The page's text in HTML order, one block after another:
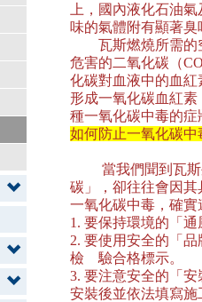
上，國內液化石油
味的氣體附有顯著
瓦斯燃燒所需的空
危害的二氧化碳（
化碳對血液中的血紅
形成一氧化碳血紅
種一氧化碳中毒的症
如何防止一氧化碳中
當我們聞到瓦斯外
碳」，卻往往會因
一氧化碳中毒，確
1. 要保持環境的「
2. 要使用安全的「
檢 驗合格標示。
3. 要注意安全的「
安裝後並依法填寫